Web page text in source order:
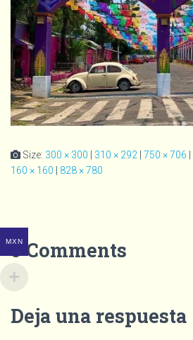
Size: 300 × 300 310 × 292 750 × 706
160 × 160
828 × 780
0 Comments
Deja una respuesta
MXN